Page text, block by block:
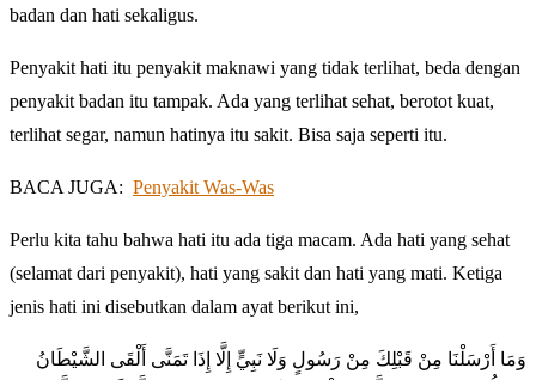
badan dan hati sekaligus.
Penyakit hati itu penyakit maknawi yang tidak terlihat, beda dengan
penyakit badan itu tampak. Ada yang terlihat sehat, berotot kuat,
terlihat segar, namun hatinya itu sakit. Bisa saja seperti itu.
BACA JUGA: Penyakit Was-Was
Perlu kita tahu bahwa hati itu ada tiga macam. Ada hati yang sehat
(selamat dari penyakit), hati yang sakit dan hati yang mati. Ketiga
jenis hati ini disebutkan dalam ayat berikut ini,
وَمَا أَرْسَلْنَا مِنْ قَبْلِكَ مِنْ رَسُولٍ وَلَا نَبِيٍّ إِلَّا إِذَا تَمَنَّى أَلْقَى الشَّيْطَانُ